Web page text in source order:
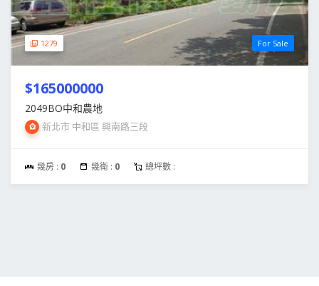
1279 For Sale
$165000000
2049BO中和農地
新北市 中和區 興南路三段
幾房 : 0 幾衛 : 0 總坪數 :